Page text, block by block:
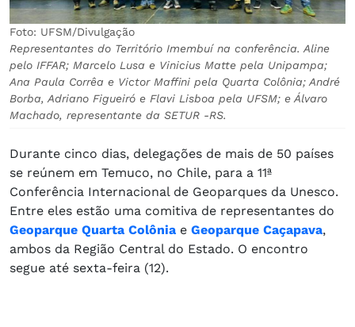
Foto: UFSM/Divulgação
Representantes do Território Imembuí na conferência. Aline
pelo IFFAR; Marcelo Lusa e Vinicius Matte pela Unipampa;
Ana Paula Corrêa e Victor Maffini pela Quarta Colônia; André
Borba, Adriano Figueiró e Flavi Lisboa pela UFSM; e Álvaro
Machado, representante da SETUR -RS.
Durante cinco dias, delegações de mais de 50 países
se reúnem em Temuco, no Chile, para a 11ª
Conferência Internacional de Geoparques da Unesco.
Entre eles estão uma comitiva de representantes do
Geoparque Quarta Colônia e Geoparque Caçapava,
ambos da Região Central do Estado. O encontro
segue até sexta-feira (12).